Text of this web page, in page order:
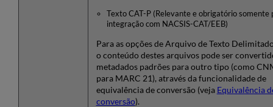
Texto CAT-P (Relevante e obrigatório somente
integração com NACSIS-CAT/EEB)
Para as opções de Arquivo de Texto
o conteúdo destes arquivos pode ser
metadados padrões para outro tipo (como
para MARC 21), através da funcionalidade de
equivalência de conversão (veja Equivalência
conversão).